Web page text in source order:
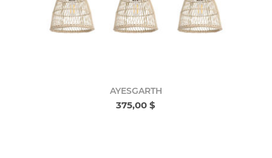
AYESGARTH
375,00 $